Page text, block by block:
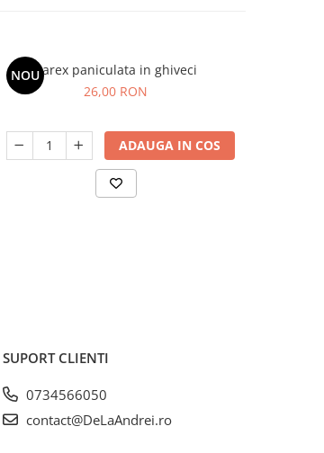
NOUCarex paniculata in ghiveci
26,00 RON
ADAUGA IN COS
SUPORT CLIENTI
0734566050
contact@DeLaAndrei.ro